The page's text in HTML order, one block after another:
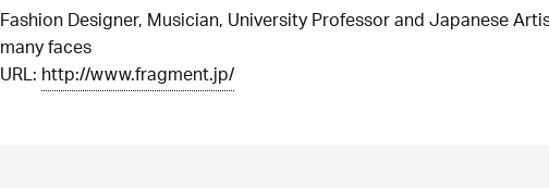
Fashion Designer, Musician, University Professor and Japanese
many faces
URL:http://www.fragment.jp/